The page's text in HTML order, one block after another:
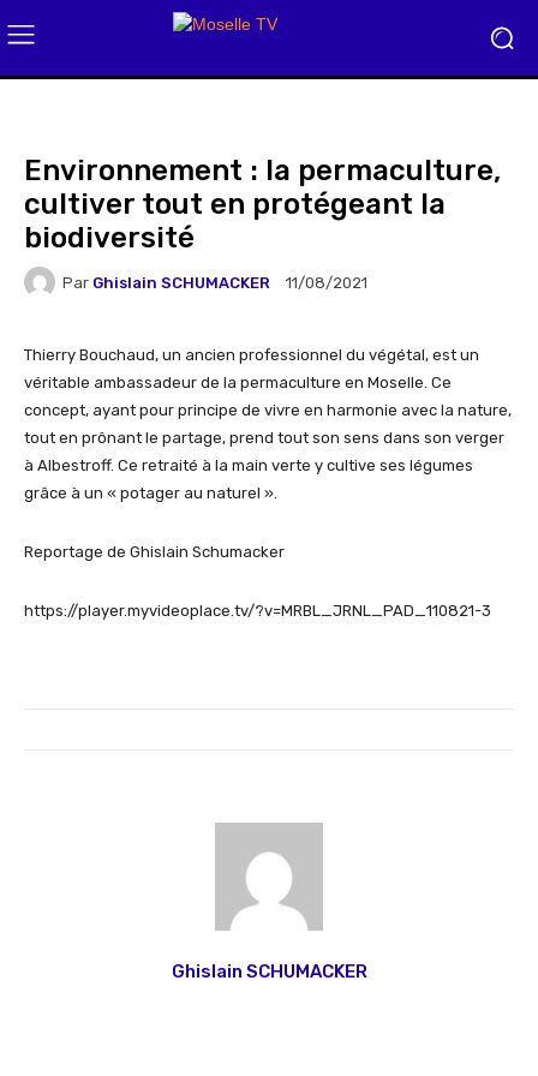
Environnement : la permaculture,
cultiver tout en protégeant la
biodiversité
Par Ghislain SCHUMACKER 11/08/2021
Thierry Bouchaud, un ancien professionnel du végétal, est un
véritable ambassadeur de la permaculture en Moselle. Ce
concept, ayant pour principe de vivre en harmonie avec la nature,
tout en prônant le partage, prend tout son sens dans son verger
à Albestroff. Ce retraité à la main verte y cultive ses légumes
grâce à un « potager au naturel ».
Reportage de Ghislain Schumacker
https://player.myvideoplace.tv/?v=MRBL_JRNL_PAD_110821-3
Ghislain SCHUMACKER